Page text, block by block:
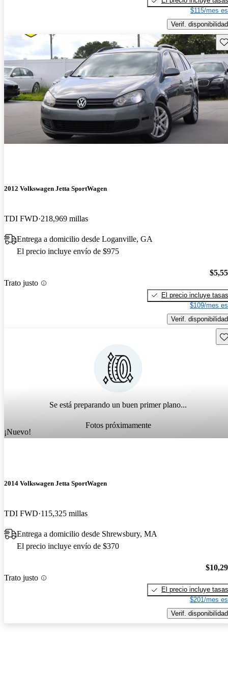
$115/mes
Verif. disponibilidad
2012 Volkswagen Jetta SportWagen
TDI FWD 218,969 millas
Entrega a domicilio desde Loganville, GA
El precio incluye envío de $975
Trato justo
El precio incluye tasas
$109/mes
Verif. disponibilidad
Se está preparando un buen primer plano...
Fotos próximamente
¡Nuevo!
2014 Volkswagen Jetta SportWagen
TDI FWD 115,325 millas
Entrega a domicilio desde Shrewsbury, MA
El precio incluye envío de $370
Trato justo
El precio incluye tasas
$201/mes
Verif. disponibilidad